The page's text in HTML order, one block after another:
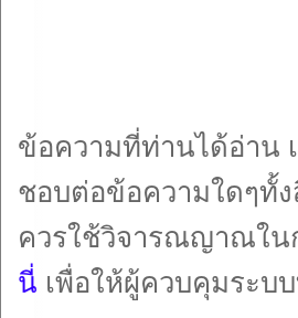
ข้อความที่ท่านได้อ่าน
ชอบต่อข้อความใดๆทั้ง
ควรใช้วิจารณญาณใน
นี่ เพื่อให้ผู้ควบคุมระบ